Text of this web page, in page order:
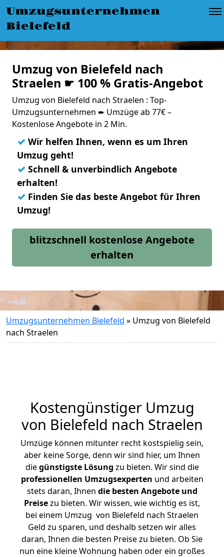
Umzugsunternehmen
Bielefeld
Umzug von Bielefeld nach
Straelen ☛ 100 % Gratis-Angebot
Umzug von Bielefeld nach Straelen : Top-
Umzugsunternehmen ➨ Umzüge ab 77€ –
Kostenlose Angebote in 2 Min.
✓ Wir helfen Ihnen, wenn es um Ihren
Umzug geht!
✓ Schnell & unverbindlich Angebote
erhalten!
✓ Finden Sie das beste Angebot für Ihren
Umzug!
blitzschnell kostenlose Angebote
erhalten
Umzugsunternehmen Bielefeld » Umzug von Bielefeld
nach Straelen
Kostengünstiger Umzug
von Bielefeld nach Straelen
Umzüge können mitunter recht kostspielig sein,
aber keine Sorge, denn wir sind hier, um Ihnen
diegünstigste Lösung zu bieten. Wir sind die
professionellen Umzugsexperten und arbeiten
stets daran, Ihnen die besten Angebote und
Preisezu bieten. Wir wissen, wie wichtig es ist,
bei einem Umzug von Bielefeld nach Straelen
Geld zu sparen, und deshalb setzen wir alles
daran, Ihnen die besten Preise zu bieten. Ob Sie
nun eine kleine Wohnung haben oder ein großes